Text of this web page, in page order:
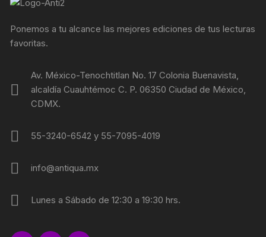
Ponemos a tu alcance las mejores ediciones de tus lecturas
favoritas.
Av. México-Tenochtitlan No. 17 Colonia Buenavista,
alcaldía Cuauhtémoc C. P. 06350 Ciudad de México,
CDMX.
55-3240-6542 y 55-7095-4019
info@antiqua.mx
Lunes a Sábado de 12:30 a 19:30 hrs.